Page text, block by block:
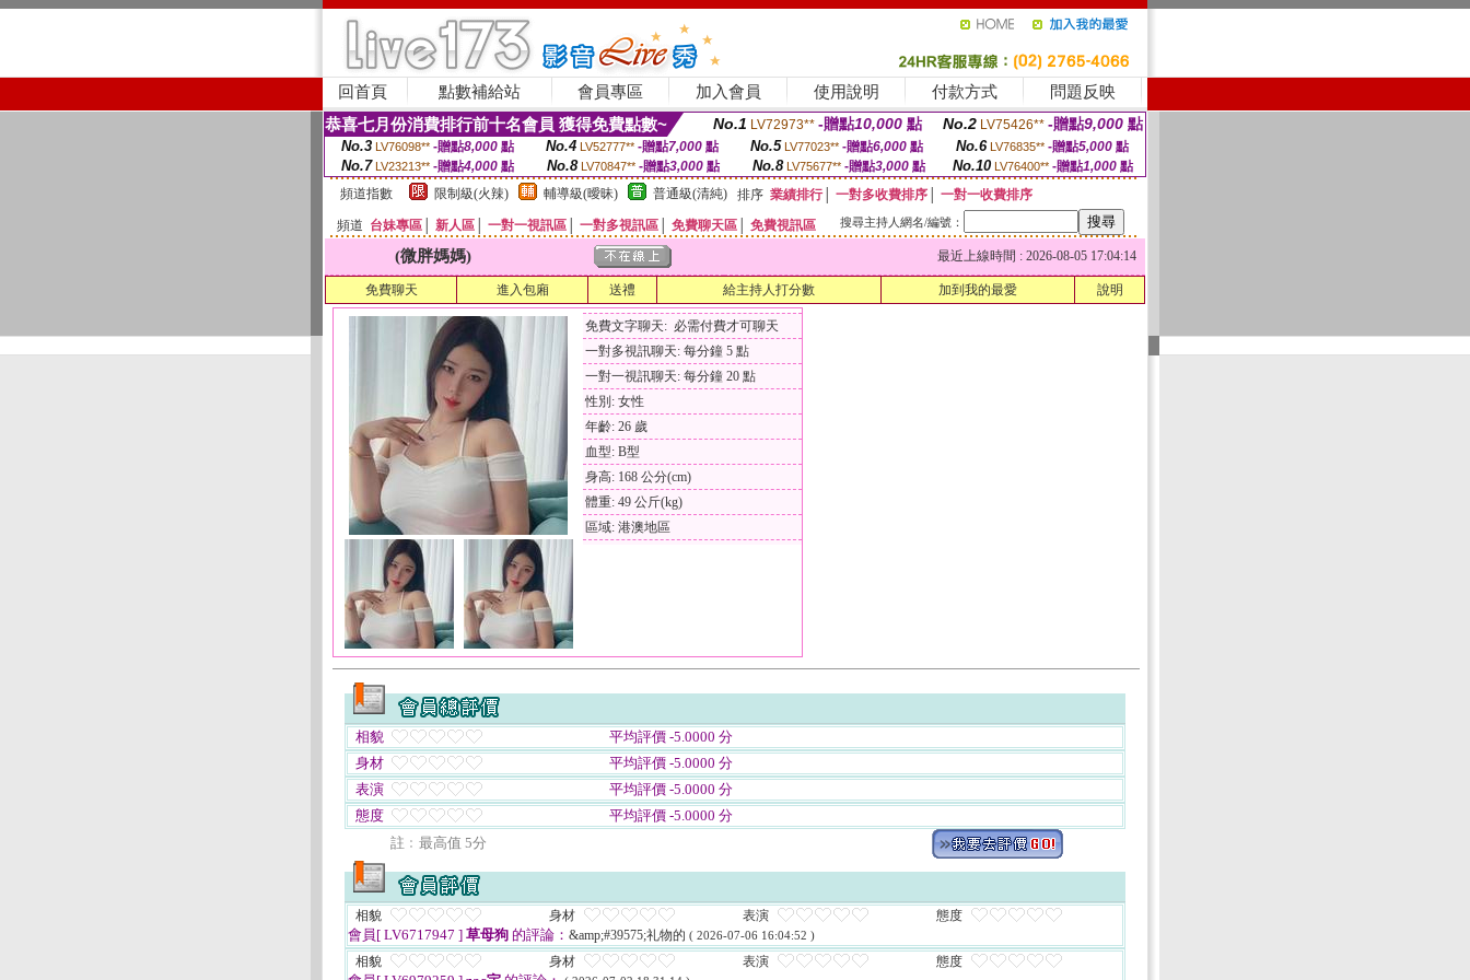
回首頁 點數補給站 會員專區 加入會員 使用說明 付款方式 問題反映
恭喜七月份消費排行前十名會員 獲得免費點數~ No.1 LV72973** -贈點10,000 點 No.2 LV75426** -贈點9,000 點
No.3 LV76098** -贈點8,000點 No.4 LV52777** -贈點7,000點 No.5 LV77023** -贈點6,000點 No.6 LV76835** -贈點5,000點
No.7 LV23213** -贈點4,000 點 No.8 LV70847** -贈點3,000 點 No.8 LV75677** -贈點3,000點 No.10 LV76400** -贈點1,000 點
頻道指數
限制級(火辣) 輔導級(曖昧) 普通級(清純) 排序 業績排行│ 一對多收費排序
一對一收費排序
頻道 台妹專區 新人區 一對一視訊區 一對多視訊區 免費聊天區 免費視訊區 搜尋主持人網名/編號：
(微胖媽媽) 最近上線時間 : 2026-08-05 17:04:14
免費聊天 進入包廂 送禮 給主持人打分數 加到我的最愛 說明
免費文字聊天: 必需付費才可聊天
一對多視訊聊天: 每分鐘 5 點
一對一視訊聊天: 每分鐘 20 點
性別: 女性
年齡: 26 歲
血型: B型
身高: 168 公分(cm)
體重: 49 公斤(kg)
區域: 港澳地區
相貌
平均評價 -5.0000 分
身材
平均評價 -5.0000 分
表演
平均評價 -5.0000 分
態度
平均評價 -5.0000 分
註﹕最高值 5分
相貌 身材 表演 態度
會員[ LV6717947 ] 草母狗 的評論： &amp;#39575;礼物的 ( 2026-07-06 16:04:52 )
相貌 身材 表演 態度